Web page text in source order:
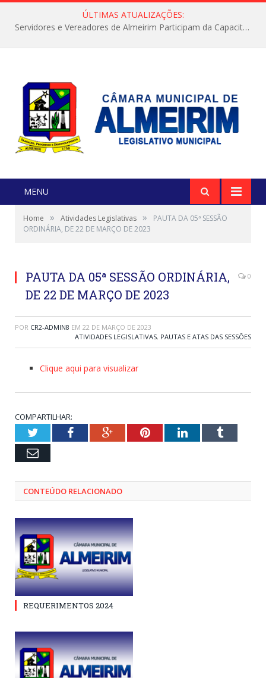
ÚLTIMAS ATUALIZAÇÕES:
Servidores e Vereadores de Almeirim Participam da Capacitação “Orientar é a Nossa Missão”
MENU
Home » Atividades Legislativas »
PAUTA DA 05ª SESSÃO
ORDINÁRIA, DE 22 DE MARÇO DE 2023
PAUTA DA 05ª SESSÃO ORDINÁRIA,
DE 22 DE MARÇO DE 2023
0
POR CR2-ADMIN8 EM 22 DE MARÇO DE 2023
ATIVIDADES LEGISLATIVAS, PAUTAS E ATAS DAS SESSÕES
Clique aqui para visualizar
COMPARTILHAR:
TwitterFacebookGoogle+PinterestLinkedInTumblr
Email
CONTEÚDO RELACIONADO
REQUERIMENTOS 2024